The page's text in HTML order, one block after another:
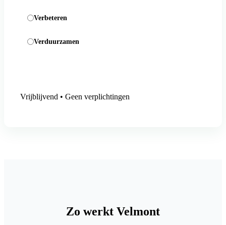
Verbeteren
Verduurzamen
Vrijblijvend • Geen verplichtingen
Zo werkt Velmont